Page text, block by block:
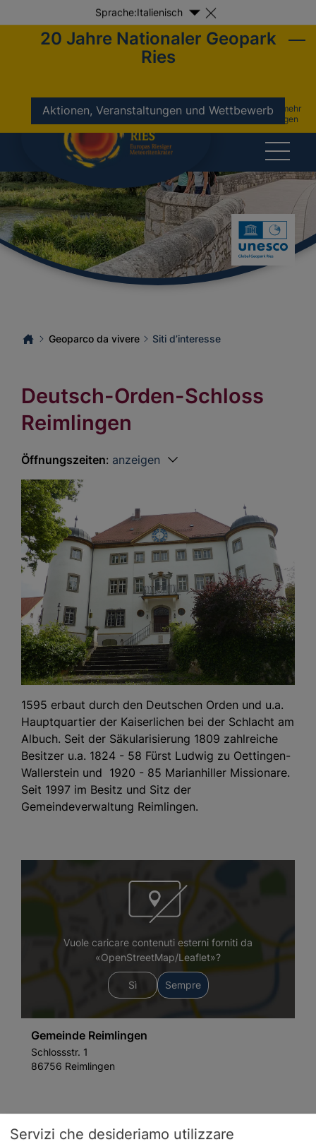
Sprache:Italienisch
20 Jahre Nationaler Geopark
Ries
Aktionen, Veranstaltungen und Wettbewerbnicht mehr
anzeigen
Siti d’interesse
Geoparco da vivere
Deutsch-Orden-Schloss
Reimlingen
Öffnungszeiten: anzeigen
1595 erbaut durch den Deutschen Orden und u.a.
Hauptquartier der Kaiserlichen bei der Schlacht am
Albuch. Seit der Säkularisierung 1809 zahlreiche
Besitzer u.a. 1824 - 58 Fürst Ludwig zu Oettingen-
Wallerstein und 1920 - 85 Marianhiller Missionare.
Seit 1997 im Besitz und Sitz der
Gemeindeverwaltung Reimlingen.
Vuole caricare contenuti esterni forniti da
«OpenStreetMap/Leaflet»?
Sì Sempre
Gemeinde Reimlingen
Schlossstr. 1
86756 Reimlingen
Info-Adresse
Servizi che desideriamo utilizzare